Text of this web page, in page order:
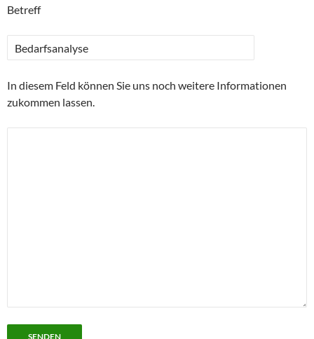
Betreff
In diesem Feld können Sie uns noch weitere Informationen
zukommen lassen.